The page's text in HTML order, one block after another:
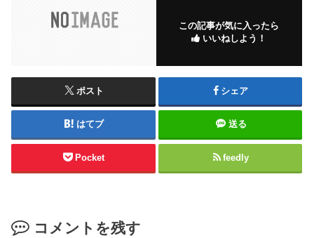
この記事が気に入ったら
いいねしよう！
ポスト シェア
はてブ 送る
Pocket feedly
コメントを残す